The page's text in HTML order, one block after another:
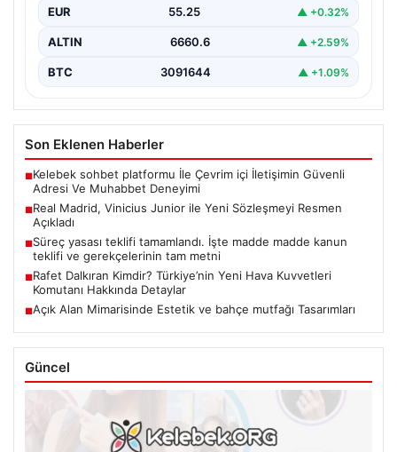
EUR 55.25 ▲ +0.32%
ALTIN 6660.6 ▲ +2.59%
BTC 3091644 ▲ +1.09%
Son Eklenen Haberler
■Kelebek sohbet platformu İle Çevrim içi İletişimin Güvenli
Adresi Ve Muhabbet Deneyimi
■Real Madrid, Vinicius Junior ile Yeni Sözleşmeyi Resmen
Açıkladı
■Süreç yasası teklifi tamamlandı. İşte madde madde kanun
teklifi ve gerekçelerinin tam metni
■Rafet Dalkıran Kimdir? Türkiye’nin Yeni Hava Kuvvetleri
Komutanı Hakkında Detaylar
■Açık Alan Mimarisinde Estetik ve bahçe mutfağı Tasarımları
Güncel